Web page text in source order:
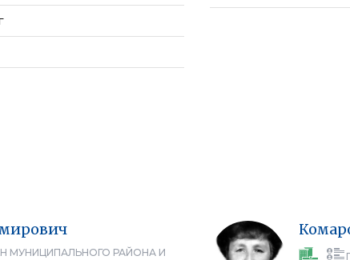
МУНИЦИПАЛЬНОГО РАЙОНА И